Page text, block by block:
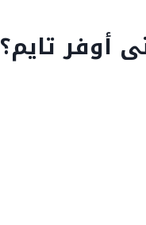
أوفر تايم؟